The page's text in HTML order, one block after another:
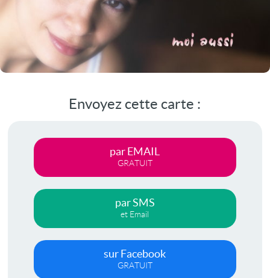
Envoyez cette carte :
par EMAIL
GRATUIT
par SMS
et Email
sur Facebook
GRATUIT